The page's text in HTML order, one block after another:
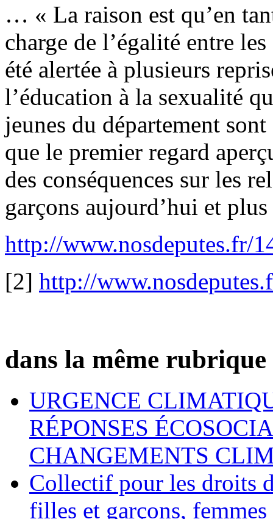
… « La raison est qu’en
charge de l’égalité entre
été alertée à plusieurs
l’éducation à la sexualité
jeunes du département
que le premier regard
des conséquences sur les
garçons aujourd’hui et
http://www.nosdeputes.fr/
[2] http://
dans la même rubrique
URGENCE
RÉPONSES
CHANGEMENTS
Collectif pour les droits
filles et garçons,